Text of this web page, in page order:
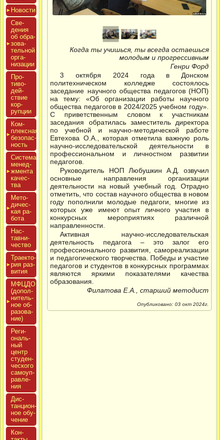
Новос­ти
Све­
дения
об об­ра­
зова­
тель­ной
ор­га­
низа­ции
Про­
тиво­
дей­
ствие
кор­
рупции
Ком­
плексная
бе­зопас­
ность
Сис­те­ма
ме­нед­
жмен­та
ка­чес­
тва
Мето­
дичес­
кая ра­
бота
Нас­
тавни­
чес­тво
Тра­ек­то­
рия раз­
ви­тия
МФЦДО
(до­пол­
ни­тель­
ное об­
ра­зова­
ние)
Реги­
ональ­
ный
центр
сту­ден­
ческо­го
са­мо­уп­
равле­
ния
Дис­
танци­он­
ное обу­
чение
Кон­
Когда ты учишься, ты всегда остаешься
молодым и прогрессивным
Генри Форд
3 октября 2024 года в Донском
политехническом колледже состоялось
заседание научного общества педагогов (НОП)
на тему: «Об организации работы научного
общества педагогов в 2024/2025 учебном году».
С приветственным словом к участникам
заседания обратилась заместитель директора
по учебной и научно-методической работе
Евтехова О.А., которая отметила важную роль
научно-исследовательской деятельности в
профессиональном и личностном развитии
педагогов.
Руководитель НОП Любушкин А.Д. озвучил
основные направления организации
деятельности на новый учебный год. Отрадно
отметить, что состав научного общества в новом
году пополнили молодые педагоги, многие из
которых уже имеют опыт личного участия в
конкурсных мероприятиях различной
направленности.
Активная научно-исследовательская
деятельность педагога – это залог его
профессионального развития, самореализации
и педагогического творчества. Победы и участие
педагогов и студентов в конкурсных программах
являются яркими показателями качества
образования.
Филатова Е.А., старший методист
Опубликовано: 03 окт 2024г.